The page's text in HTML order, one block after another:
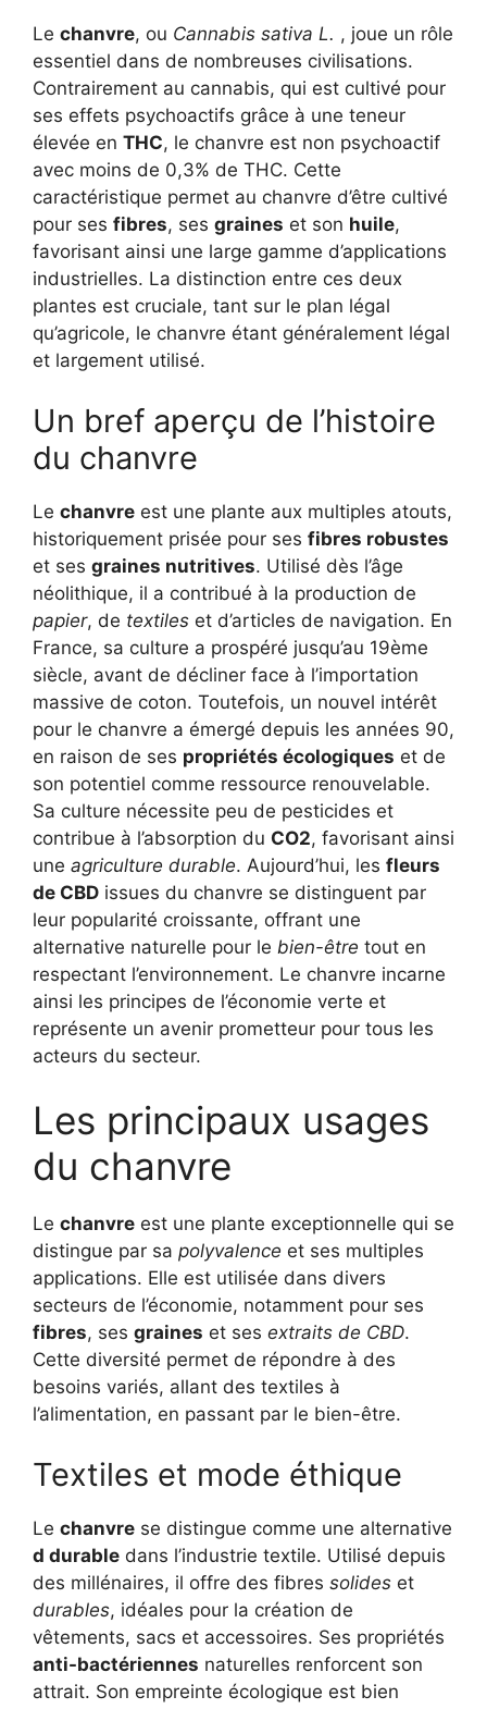
Le chanvre, ou Cannabis sativa L. , joue un rôle
essentiel dans de nombreuses civilisations.
Contrairement au cannabis, qui est cultivé pour
ses effets psychoactifs grâce à une teneur
élevée en THC, le chanvre est non psychoactif
avec moins de 0,3% de THC. Cette
caractéristique permet au chanvre d’être cultivé
pour ses fibres, ses graines et son huile,
favorisant ainsi une large gamme d’applications
industrielles. La distinction entre ces deux
plantes est cruciale, tant sur le plan légal
qu’agricole, le chanvre étant généralement légal
et largement utilisé.
Un bref aperçu de l’histoire
du chanvre
Le chanvre est une plante aux multiples atouts,
historiquement prisée pour ses fibres robustes
et ses graines nutritives. Utilisé dès l’âge
néolithique, il a contribué à la production de
papier, de textiles et d’articles de navigation. En
France, sa culture a prospéré jusqu’au 19ème
siècle, avant de décliner face à l’importation
massive de coton. Toutefois, un nouvel intérêt
pour le chanvre a émergé depuis les années 90,
en raison de ses propriétés écologiques et de
son potentiel comme ressource renouvelable.
Sa culture nécessite peu de pesticides et
contribue à l’absorption du CO2, favorisant ainsi
une agriculture durable. Aujourd’hui, les fleurs
de CBD issues du chanvre se distinguent par
leur popularité croissante, offrant une
alternative naturelle pour le bien-être tout en
respectant l’environnement. Le chanvre incarne
ainsi les principes de l’économie verte et
représente un avenir prometteur pour tous les
acteurs du secteur.
Les principaux usages
du chanvre
Le chanvre est une plante exceptionnelle qui se
distingue par sa polyvalence et ses multiples
applications. Elle est utilisée dans divers
secteurs de l’économie, notamment pour ses
fibres, ses graines et ses extraits de CBD.
Cette diversité permet de répondre à des
besoins variés, allant des textiles à
l’alimentation, en passant par le bien-être.
Textiles et mode éthique
Le chanvre se distingue comme une alternative
d durable dans l’industrie textile. Utilisé depuis
des millénaires, il offre des fibres solides et
durables, idéales pour la création de
vêtements, sacs et accessoires. Ses propriétés
anti-bactériennes naturelles renforcent son
attrait. Son empreinte écologique est bien